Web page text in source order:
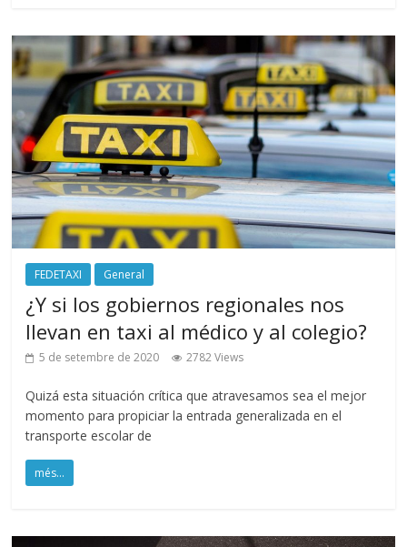
FEDETAXI General
¿Y si los gobiernos regionales nos
llevan en taxi al médico y al colegio?
5 de setembre de 2020 2782 Views
Quizá esta situación crítica que atravesamos sea el mejor
momento para propiciar la entrada generalizada en el
transporte escolar de
més...